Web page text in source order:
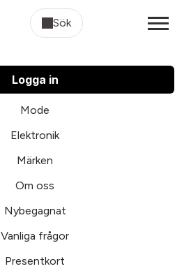
Sök
Logga in
Mode
Elektronik
Märken
Om oss
Nybegagnat
Vanliga frågor
Presentkort